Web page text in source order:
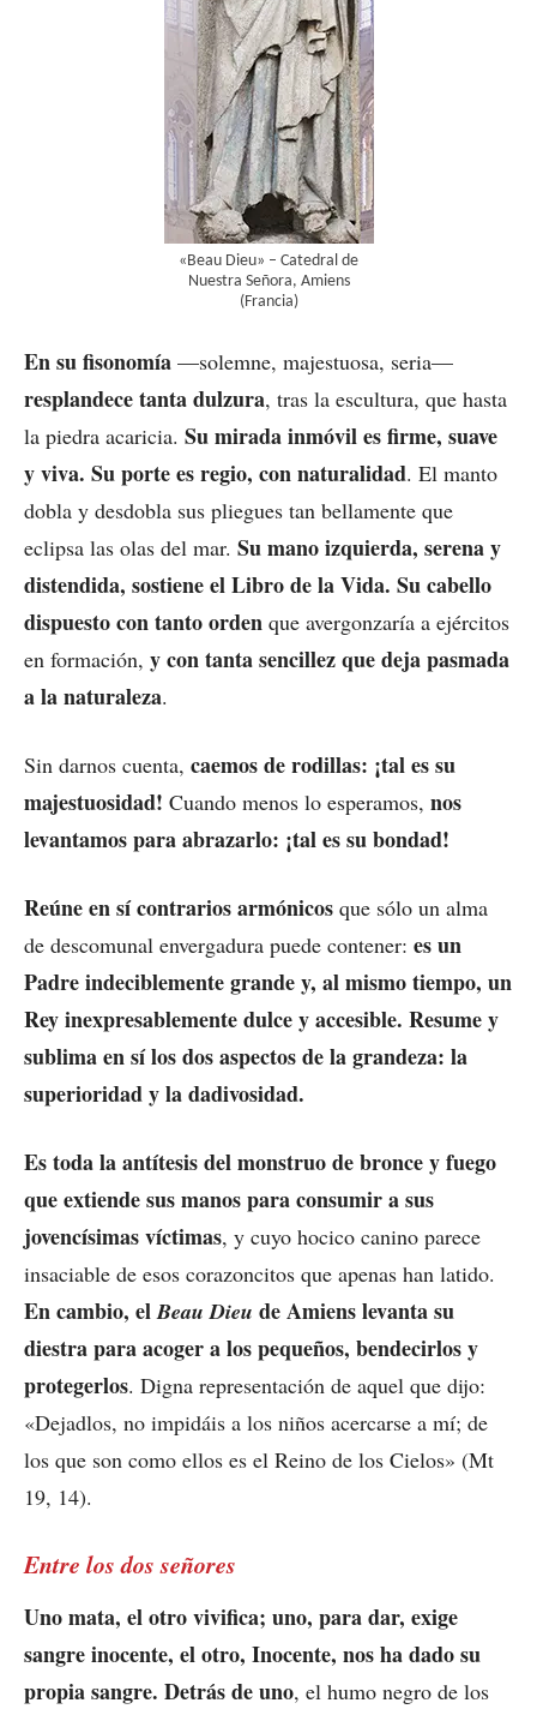
«Beau Dieu» – Catedral de
Nuestra Señora, Amiens
(Francia)
En su fisonomía —solemne, majestuosa, seria—
resplandece tanta dulzura, tras la escultura, que hasta
la piedra acaricia. Su mirada inmóvil es firme, suave
y viva. Su porte es regio, con naturalidad. El manto
dobla y desdobla sus pliegues tan bellamente que
eclipsa las olas del mar. Su mano izquierda, serena y
distendida, sostiene el Libro de la Vida. Su cabello
dispuesto con tanto orden que avergonzaría a ejércitos
en formación, y con tanta sencillez que deja pasmada
a la naturaleza.
Sin darnos cuenta, caemos de rodillas: ¡tal es su
majestuosidad! Cuando menos lo esperamos, nos
levantamos para abrazarlo: ¡tal es su bondad!
Reúne en sí contrarios armónicos que sólo un alma
de descomunal envergadura puede contener: es un
Padre indeciblemente grande y, al mismo tiempo, un
Rey inexpresablemente dulce y accesible. Resume y
sublima en sí los dos aspectos de la grandeza: la
superioridad y la dadivosidad.
Es toda la antítesis del monstruo de bronce y fuego
que extiende sus manos para consumir a sus
jovencísimas víctimas, y cuyo hocico canino parece
insaciable de esos corazoncitos que apenas han latido.
En cambio, elBeau Dieu de Amiens levanta su
diestra para acoger a los pequeños, bendecirlos y
protegerlos. Digna representación de aquel que dijo:
«Dejadlos, no impidáis a los niños acercarse a mí; de
los que son como ellos es el Reino de los Cielos» (Mt
19, 14).
Entre los dos señores
Uno mata, el otro vivifica; uno, para dar, exige
sangre inocente, el otro, Inocente, nos ha dado su
propia sangre. Detrás de uno, el humo negro de los